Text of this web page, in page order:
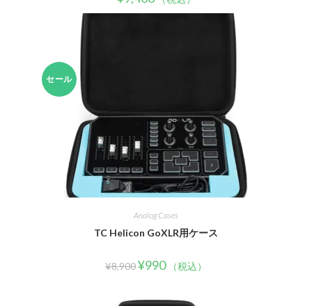
セール
Analog Cases
TC Helicon GoXLR用ケース
¥8,900¥990 （税込）